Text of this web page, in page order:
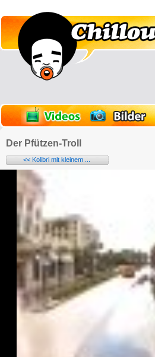
Der Pfützen-Troll
<< Kolibri mit kleinem ...